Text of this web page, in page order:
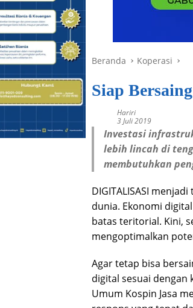
Beranda Koperasi
Siap
Hariri
3 Juli 2019
Investasi
lebih lincah di
membutuhkan
DIGITALISASI
dunia. Ekonomi
batas teritorial. Kini,
mengoptimalkan
Agar tetap bisa
digital sesuai dengan
Umum Kospin Jasa